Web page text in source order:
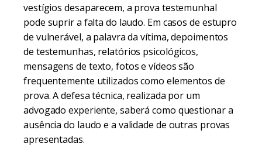
vestígios desaparecem, a prova testemunhal
pode suprir a falta do laudo. Em casos de estupro
de vulnerável, a palavra da vítima, depoimentos
de testemunhas, relatórios psicológicos,
mensagens de texto, fotos e vídeos são
frequentemente utilizados como elementos de
prova. A defesa técnica, realizada por um
advogado experiente, saberá como questionar a
ausência do laudo e a validade de outras provas
apresentadas.